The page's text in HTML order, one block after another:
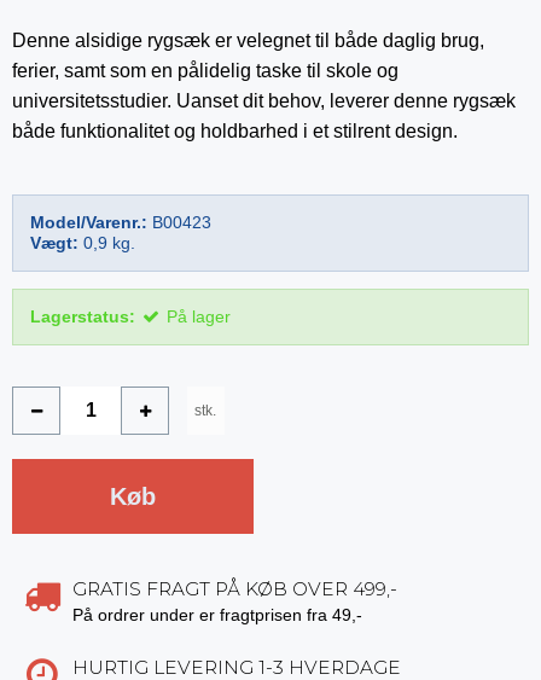
Denne alsidige rygsæk er velegnet til både daglig brug,
ferier, samt som en pålidelig taske til skole og
universitetsstudier. Uanset dit behov, leverer denne rygsæk
både funktionalitet og holdbarhed i et stilrent design.
Model/Varenr.: B00423
Vægt: 0,9 kg.
Lagerstatus: På lager
stk.
Køb
GRATIS FRAGT PÅ KØB OVER 499,-
På ordrer under er fragtprisen fra 49,-
HURTIG LEVERING 1-3 HVERDAGE